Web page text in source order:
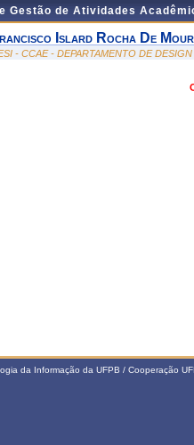
Gestão de Atividades
Islard Rocha De
- CCAE - DEPARTAMENTO DE DESIGN
da Informação da UFPB / Cooperação